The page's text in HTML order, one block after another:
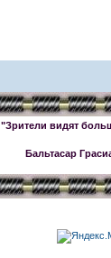
"Зрители видят
Бальтасар